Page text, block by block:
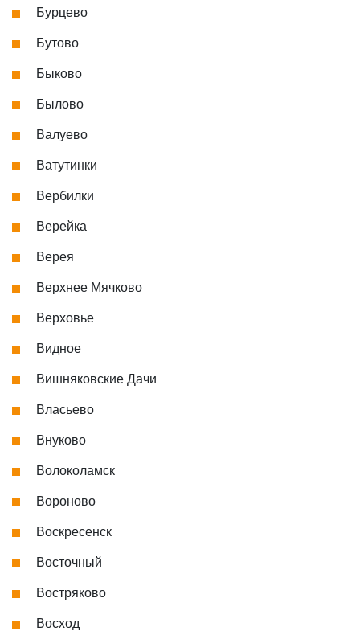
Бурцево
Бутово
Быково
Былово
Валуево
Ватутинки
Вербилки
Верейка
Верея
Верхнее Мячково
Верховье
Видное
Вишняковские Дачи
Власьево
Внуково
Волоколамск
Вороново
Воскресенск
Восточный
Востряково
Восход